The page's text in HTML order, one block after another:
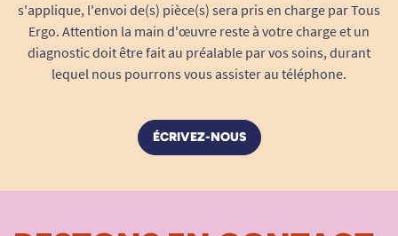
Ce modèle combinesimplicité, robustesse et
sécurité, ce qui en fait un choix judicieux pour de
nombreux professionnels : responsables
gestionnaires d’atelier, collectivités,
organisateurs d’événements. Il permet de se
temporaires ou permanentes.
s'applique, l'envoi de(s) pièce(s) sera pris en charge par Tous
Ergo. Attention la main d'œuvre reste à votre charge et un
diagnostic doit être fait au préalable par vos soins, durant
lequel nous pourrons vous assister au téléphone.
ÉCRIVEZ-NOUS